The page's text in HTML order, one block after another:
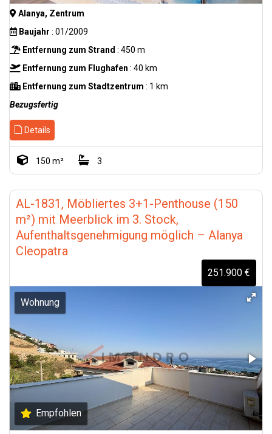
#ImmobilieInDerTürkei
#IstanbulImmobilien
#AlanyaImmobilien
#ImmobilienKaufen
#TürkischeImmobilien
Alanya, Zentrum
Baujahr : 01/2009
Entfernung zum Strand : 450 m
Entfernung zum Flughafen : 40 km
Entfernung zum Stadtzentrum : 1 km
Bezugsfertig
Details
150 m² 3
AL-1831, Möbliertes 3+1-Penthouse (150
m²) mit Meerblick im 3. Stock,
Aufenthaltsgenehmigung möglich – Alanya
Cleopatra
251.900 €
Wohnung
Empfohlen